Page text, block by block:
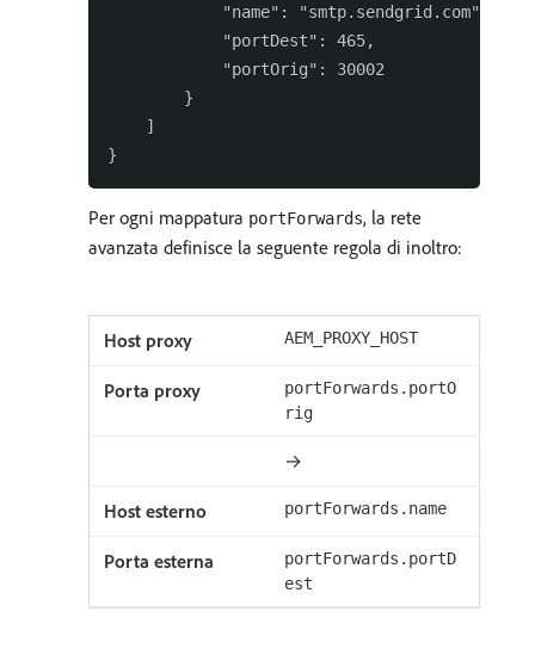
            "name": "smtp.sendgrid.com",
            "portDest": 465,
            "portOrig": 30002
        }
    ]
Per ogni mappatura portForwards, la rete
avanzata definisce la seguente regola di inoltro:
AEM_PROXY_HOST
portForwards.portO
rig
→
portForwards.name
portForwards.portD
est